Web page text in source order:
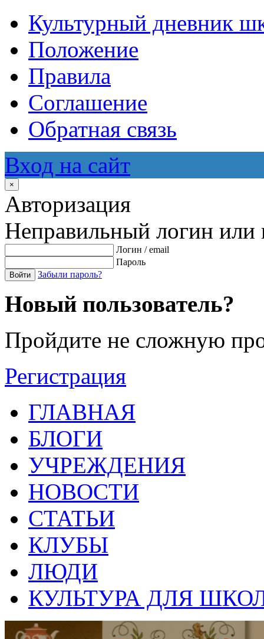
Культурный дневник
Положение
Правила
Соглашение
Обратная связь
Вход на сайт
×
Авторизация
Неправильный логин или
Логин / email
Пароль
Войти Забыли пароль?
Новый пользователь?
Пройдите не сложную
Регистрация
ГЛАВНАЯ
БЛОГИ
УЧРЕЖДЕНИЯ
НОВОСТИ
СТАТЬИ
КЛУБЫ
ЛЮДИ
КУЛЬТУРА ДЛЯ